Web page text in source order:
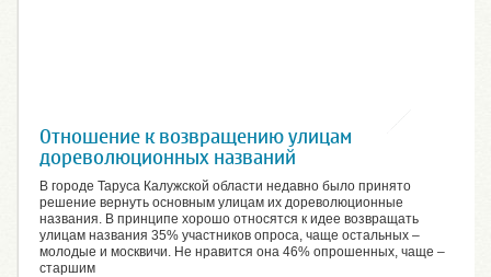
Отношение к возвращению улицам
дореволюционных названий
В городе Таруса Калужской области недавно было принято
решение вернуть основным улицам их дореволюционные
названия. В принципе хорошо относятся к идее возвращать
улицам названия 35% участников опроса, чаще остальных –
молодые и москвичи. Не нравится она 46% опрошенных, чаще –
старшим